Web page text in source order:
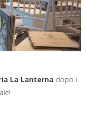
La Lanterna dopo i